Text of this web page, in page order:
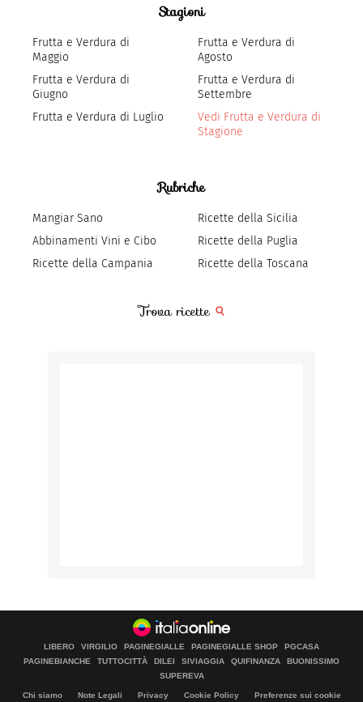
Stagioni
Frutta e Verdura di
Maggio
Frutta e Verdura di
Giugno
Frutta e Verdura di Luglio
Frutta e Verdura di
Agosto
Frutta e Verdura di
Settembre
Vedi Frutta e Verdura di
Stagione
Rubriche
Mangiar Sano
Abbinamenti Vini e Cibo
Ricette della Campania
Ricette della Sicilia
Ricette della Puglia
Ricette della Toscana
Trova ricette
LIBERO VIRGILIO PAGINEGIALLE PAGINEGIALLE SHOP
PGCASA
PAGINEBIANCHE
TUTTOCITTÀ DILEI SIVIAGGIA QUIFINANZA
BUONISSIMO
SUPEREVA
Chi siamo Note Legali Privacy Cookie Policy Preferenze sui cookie